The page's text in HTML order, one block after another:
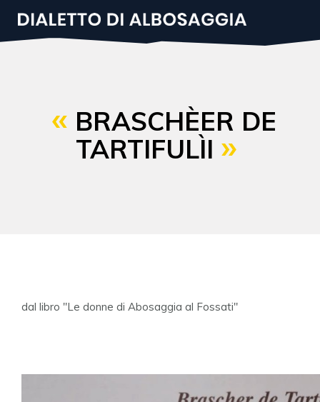
Salta
BRASCHÈER DE
TARTIFULÌI
dal libro "Le donne di Abosaggia al Fossati"